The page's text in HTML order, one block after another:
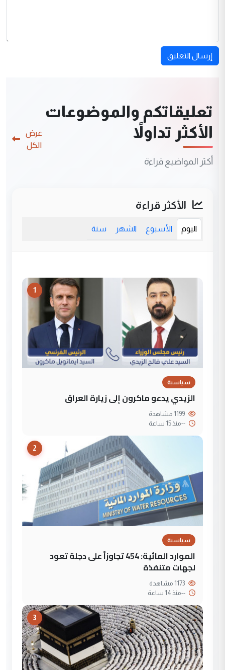
إرسال التعليق
تعليقاتكم والموضوعات
الأكثر تداولاً
أكثر المواضيع قراءة
عرض
الكل
الأكثر قراءة
اليوم الأسبوع الشهر سنة
1
سياسية
الزيدي يدعو ماكرون إلى زيارة العراق
--منذ 15 ساعة
2
سياسية
الموارد المائية: 454 تجاوزاً على دجلة تعود
لجهات متنفذة
--منذ 14 ساعة
3